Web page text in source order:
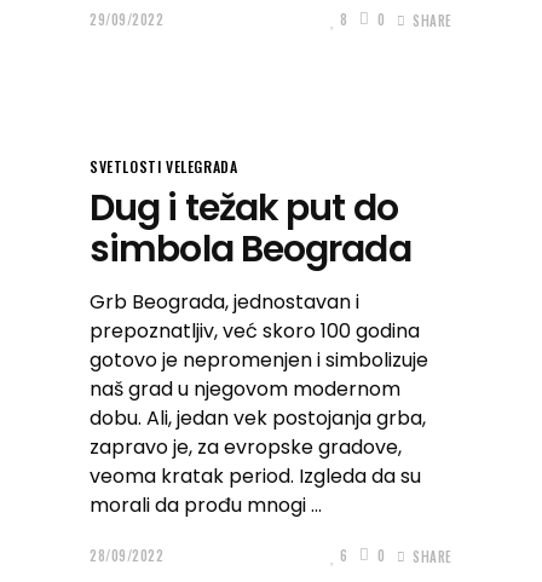
29/09/2022 8 0 SHARE
SVETLOSTI VELEGRADA
Dug i težak put do
simbola Beograda
Grb Beograda, jednostavan i
prepoznatljiv, već skoro 100 godina
gotovo je nepromenjen i simbolizuje
naš grad u njegovom modernom
dobu. Ali, jedan vek postojanja grba,
zapravo je, za evropske gradove,
veoma kratak period. Izgleda da su
morali da prođu mnogi
28/09/2022 6 0 SHARE